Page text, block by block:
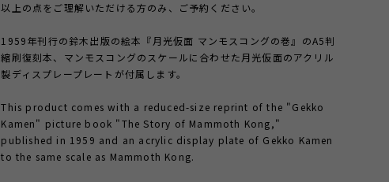
以上の点をご理解いただける方のみ、ご予約ください。
1959年刊行の鈴木出版の絵本『月光仮面 マンモスコングの巻』のA5判
縮刷復刻本、マンモスコングのスケールに合わせた月光仮面のアクリル
製ディスプレープレートが付属します。
This product comes with a reduced-size reprint of the "Gekko
Kamen" picture book "The Story of Mammoth Kong,"
published in 1959 and an acrylic display plate of Gekko Kamen
to the same scale as Mammoth Kong.